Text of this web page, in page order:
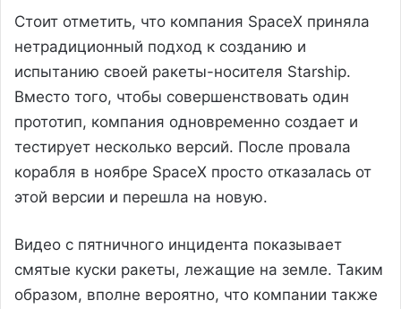
Стоит отметить, что компания SpaceX приняла
нетрадиционный подход к созданию и
испытанию своей ракеты-носителя Starship.
Вместо того, чтобы совершенствовать один
прототип, компания одновременно создает и
тестирует несколько версий. После провала
корабля в ноябре SpaceX просто отказалась от
этой версии и перешла на новую.
Видео с пятничного инцидента показывает
смятые куски ракеты, лежащие на земле. Таким
образом, вполне вероятно, что компании также